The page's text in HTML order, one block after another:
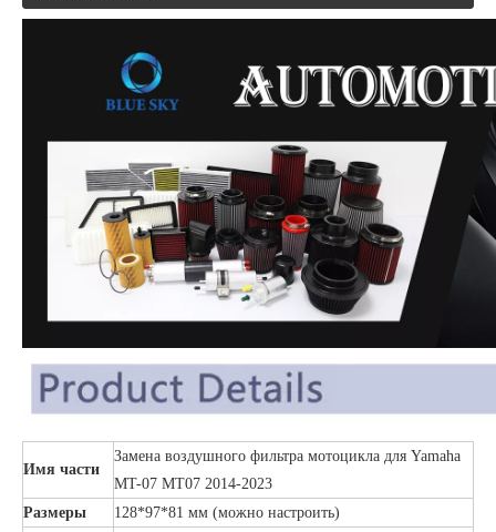
Имя части
Замена воздушного фильтра мотоцикла для Yamaha
MT-07 MT07 2014-2023
Размеры
128*97*81 мм (можно настроить)